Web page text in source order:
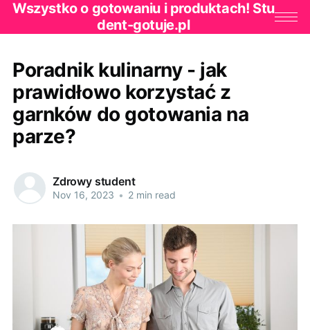
Wszystko o gotowaniu i produktach! Stu
dent-gotuje.pl
Poradnik kulinarny - jak
prawidłowo korzystać z
garnków do gotowania na
parze?
Zdrowy student
Nov 16, 2023 • 2 min read